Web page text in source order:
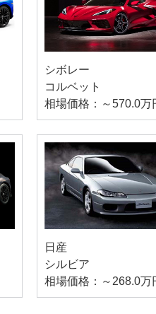
シボレー
コルベット
相場価格：～570.0万
日産
シルビア
相場価格：～268.0万